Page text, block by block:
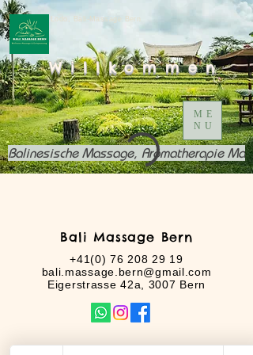
ME
NU
Lodo, Bali-Massage Bern
Balinesische Massage, Aromatherapie
Willkommen
Bali Massage Bern
+41(0) 76 208 29 19
bali.massage.bern@gmail.com
Eigerstrasse 42a, 3007 Bern